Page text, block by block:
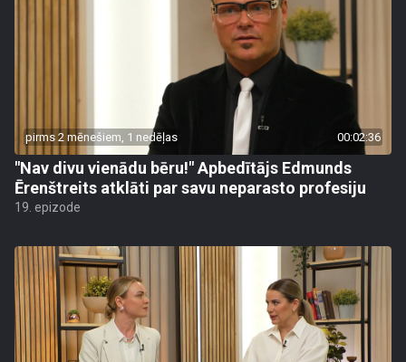
pirms 2 mēnešiem, 1 nedēļas 00:02:36
"Nav divu vienādu bēru!" Apbedītājs Edmunds
Ērenštreits atklāti par savu neparasto profesiju
19. epizode